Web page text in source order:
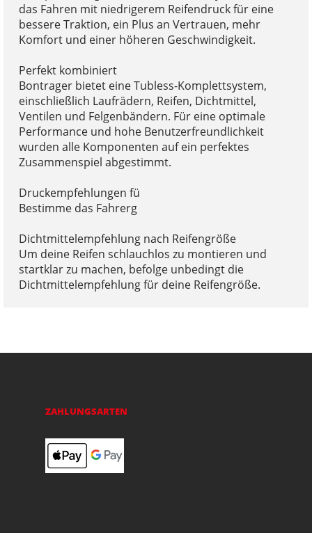
das Fahren mit niedrigerem Reifendruck für eine
bessere Traktion, ein Plus an Vertrauen, mehr
Komfort und einer höheren Geschwindigkeit.
Perfekt kombiniert
Bontrager bietet eine Tubless-Komplettsystem,
einschließlich Laufrädern, Reifen, Dichtmittel,
Ventilen und Felgenbändern. Für eine optimale
Performance und hohe Benutzerfreundlichkeit
wurden alle Komponenten auf ein perfektes
Zusammenspiel abgestimmt.
Druckempfehlungen fü
Bestimme das Fahrerg
Dichtmittelempfehlung nach Reifengröße
Um deine Reifen schlauchlos zu montieren und
startklar zu machen, befolge unbedingt die
Dichtmittelempfehlung für deine Reifengröße.
ZAHLUNGSARTEN